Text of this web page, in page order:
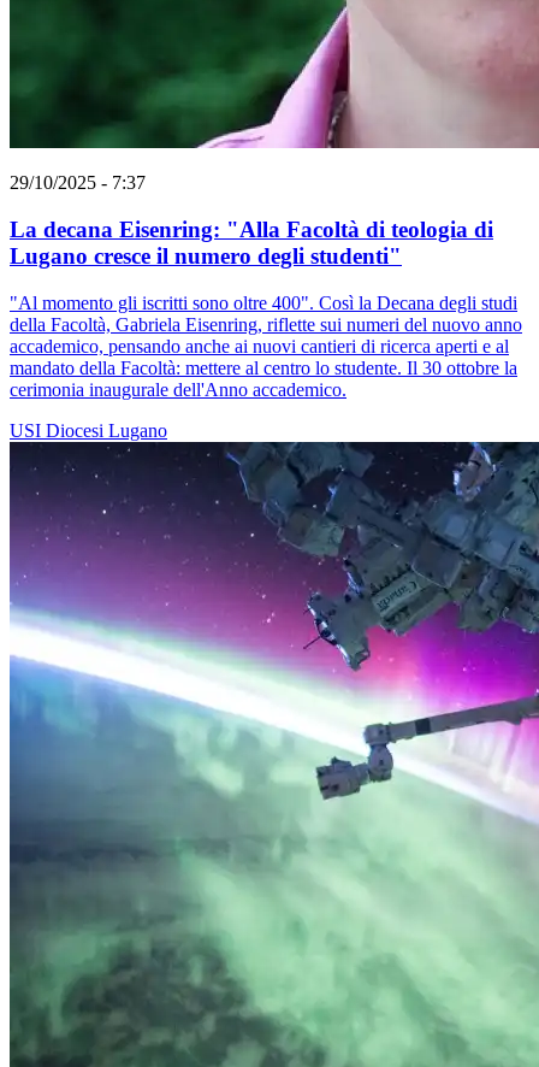
29/10/2025 - 7:37
La decana Eisenring: "Alla Facoltà di teologia di
Lugano cresce il numero degli studenti"
"Al momento gli iscritti sono oltre 400". Così la Decana degli studi
della Facoltà, Gabriela Eisenring, riflette sui numeri del nuovo anno
accademico, pensando anche ai nuovi cantieri di ricerca aperti e al
mandato della Facoltà: mettere al centro lo studente. Il 30 ottobre la
cerimonia inaugurale dell'Anno accademico.
USI Diocesi Lugano